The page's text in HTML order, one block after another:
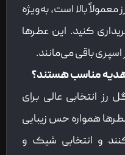
بالا است، به‌ویژه
کنید. این عطرها
باقی می‌مانند.
هدیه مناسب هستند؟
رز انتخابی عالی برای
همواره حس زیبایی
و انتخابی شیک و